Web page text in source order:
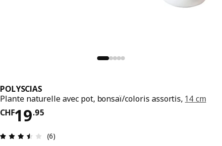
POLYSCIAS
Plante naturelle avec pot, bonsaï/coloris assortis, 14 cm
CHF19.95
Prix CHF 19.95
Avis: 3.5 sur 5 étoiles. Nombre total d’avis: 6
(6)